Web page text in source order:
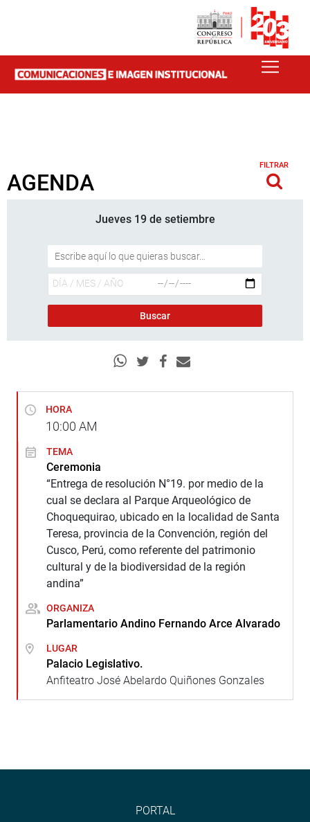
AGENDA
FILTRAR
Jueves 19 de setiembre
HORA
10:00 AM
TEMA
Ceremonia
“Entrega de resolución N°19. por medio de la
cual se declara al Parque Arqueológico de
Choquequirao, ubicado en la localidad de Santa
Teresa, provincia de la Convención, región del
Cusco, Perú, como referente del patrimonio
cultural y de la biodiversidad de la región
andina”
ORGANIZA
Parlamentario Andino Fernando Arce Alvarado
LUGAR
Palacio Legislativo.
Anfiteatro José Abelardo Quiñones Gonzales
PORTAL